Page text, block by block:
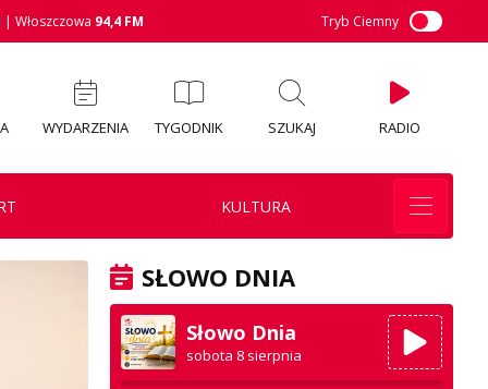
| Włoszczowa 94,4 FM Tryb Ciemny
WYDARZENIA TYGODNIK SZUKAJ RADIO
KULTURA
SŁOWO DNIA
Słowo Dnia
sobota 8 sierpnia